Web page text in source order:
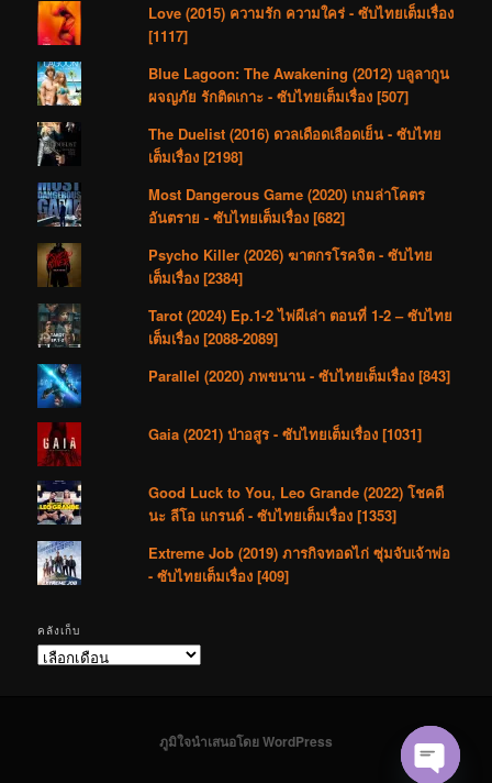
Love (2015) ความรัก ความใคร่ - ซับไทยเต็มเรื่อง
[1117]
Blue Lagoon: The Awakening (2012) บลูลากูน
ผจญภัย รักติดเกาะ - ซับไทยเต็มเรื่อง [507]
The Duelist (2016) ดวลเดือดเลือดเย็น - ซับไทย
เต็มเรื่อง [2198]
Most Dangerous Game (2020) เกมล่าโคตร
อันตราย - ซับไทยเต็มเรื่อง [682]
Psycho Killer (2026) ฆาตกรโรคจิต - ซับไทย
เต็มเรื่อง [2384]
Tarot (2024) Ep.1-2 ไพ่ผีเล่า ตอนที่ 1-2 – ซับไทย
เต็มเรื่อง [2088-2089]
Parallel (2020) ภพขนาน - ซับไทยเต็มเรื่อง [843]
Gaia (2021) ป่าอสูร - ซับไทยเต็มเรื่อง [1031]
Good Luck to You, Leo Grande (2022) โชคดี
นะ ลีโอ แกรนด์ - ซับไทยเต็มเรื่อง [1353]
Extreme Job (2019) ภารกิจทอดไก่ ซุ่มจับเจ้าพ่อ
- ซับไทยเต็มเรื่อง [409]
คลังเก็บ
คลัง
ภูมิใจนำเสนอโดย WordPress